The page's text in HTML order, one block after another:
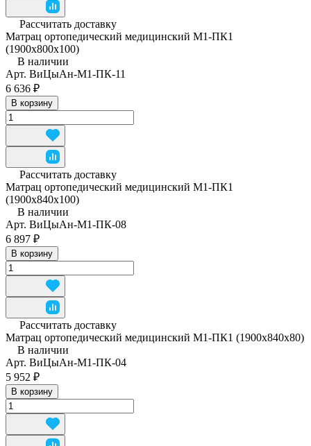
Рассчитать доставку
Матрац ортопедический медицинский М1-ПК1
(1900x800x100)
В наличии
Арт. ВиЦыАн-М1-ПК-11
6 636 ₽
В корзину
Рассчитать доставку
Матрац ортопедический медицинский М1-ПК1
(1900x840x100)
В наличии
Арт. ВиЦыАн-М1-ПК-08
6 897 ₽
В корзину
Рассчитать доставку
Матрац ортопедический медицинский М1-ПК1 (1900x840x80)
В наличии
Арт. ВиЦыАн-М1-ПК-04
5 952 ₽
В корзину